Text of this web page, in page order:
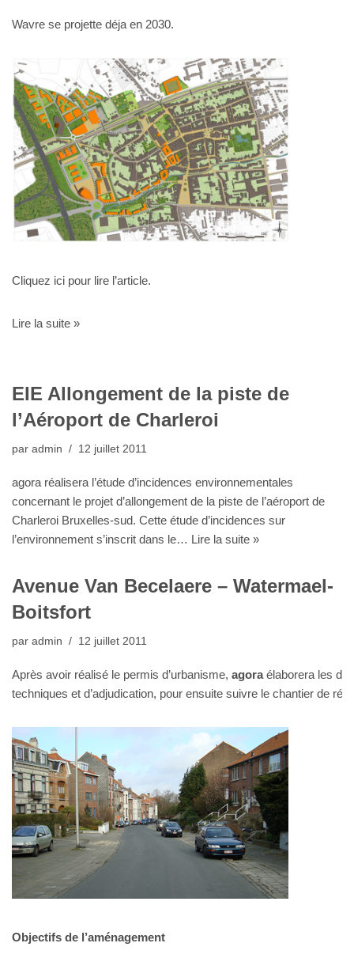
Wavre se projette déja en 2030.
Cliquez ici pour lire l’article.
Lire la suite »
EIE Allongement de la piste de
l’Aéroport de Charleroi
par admin 12 juillet 2011
agora réalisera l’étude d’incidences environnementales
concernant le projet d’allongement de la piste de l’aéroport de
Charleroi Bruxelles-sud. Cette étude d’incidences sur
l’environnement s’inscrit dans le… Lire la suite »
Avenue Van Becelaere – Watermael-
Boitsfort
par admin 12 juillet 2011
Après avoir réalisé le permis d’urbanisme, agoraélaborera les
techniques et d’adjudication, pour ensuite suivre le chantier de
Objectifs de l’aménagement